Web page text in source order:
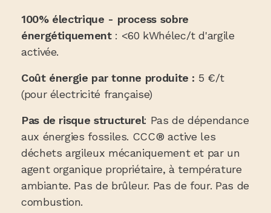
100% électrique - process sobre
énergétiquement: <60 kWhélec/t d'argile
activée.
Coût énergie par tonne produite : 5 €/t
(pour électricité française)
Pas de risque structurel: Pas de dépendance
aux énergies fossiles. CCC® active les
déchets argileux mécaniquement et par un
agent organique propriétaire, à température
ambiante. Pas de brûleur. Pas de four. Pas de
combustion.